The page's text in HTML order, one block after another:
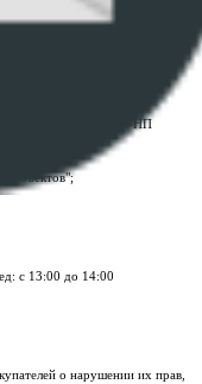
по оказанию
авторским
"БелЮрОбеспечение"
mail:
, УНП
объектов";
с 13:00 до 14:00
о нарушении их прав,